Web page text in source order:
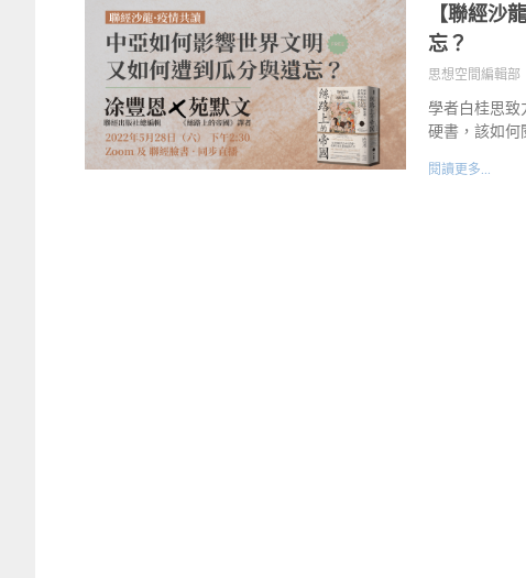
【聯經沙
忘？
思想空間編輯部
學者白桂思致
硬書，該如何
閱讀更多...